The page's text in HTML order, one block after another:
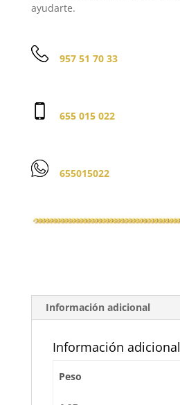
ayudarte.
957 51 70 33
655 015 022
655015022
Información adicional
Información adicional
Peso